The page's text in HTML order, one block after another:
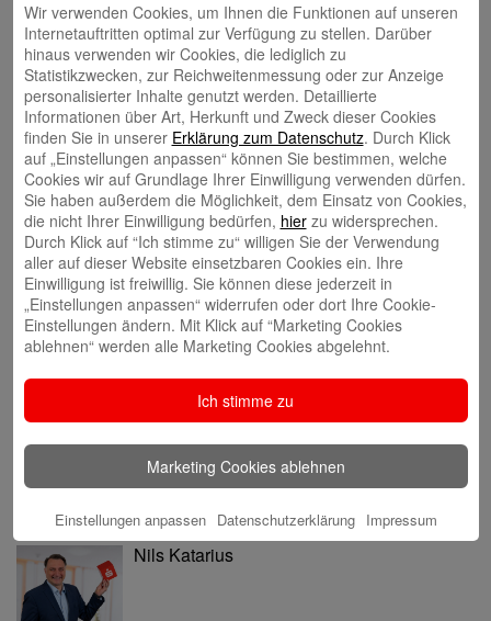
Tina Blatz-Ruhnau
Annette Butzke
Ninia Käckenmester
Nils Katarius
Wir verwenden Cookies, um Ihnen die Funktionen auf unseren
Internetauftritten optimal zur Verfügung zu stellen. Darüber
hinaus verwenden wir Cookies, die lediglich zu
Statistikzwecken, zur Reichweitenmessung oder zur Anzeige
personalisierter Inhalte genutzt werden. Detaillierte
Informationen über Art, Herkunft und Zweck dieser Cookies
finden Sie in unserer Erklärung zum Datenschutz. Durch Klick
auf „Einstellungen anpassen“ können Sie bestimmen, welche
Cookies wir auf Grundlage Ihrer Einwilligung verwenden dürfen.
Sie haben außerdem die Möglichkeit, dem Einsatz von Cookies,
die nicht Ihrer Einwilligung bedürfen, hierzu widersprechen.
Durch Klick auf “Ich stimme zu“ willigen Sie der Verwendung
aller auf dieser Website einsetzbaren Cookies ein. Ihre
Einwilligung ist freiwillig. Sie können diese jederzeit in
„Einstellungen anpassen“ widerrufen oder dort Ihre Cookie-
Einstellungen ändern. Mit Klick auf “Marketing Cookies
ablehnen“ werden alle Marketing Cookies abgelehnt.
Ich stimme zu
Marketing Cookies ablehnen
Einstellungen anpassen Datenschutzerklärung Impressum